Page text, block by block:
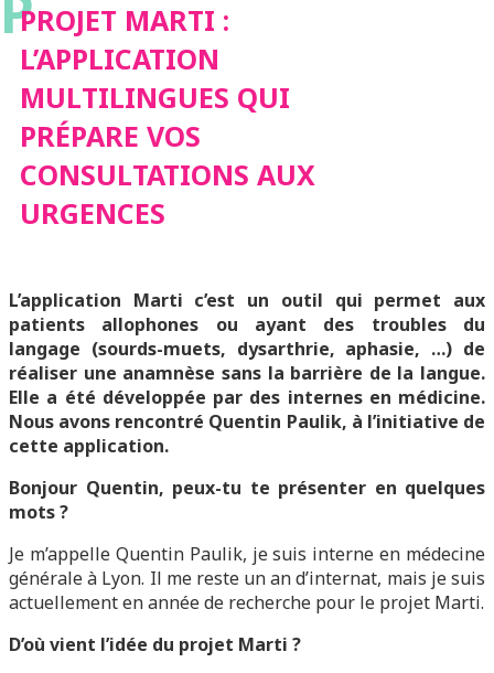
PRÉPARE VOS
CONSULTATIONS
AUX URGENCES
PROJET MARTI :
L’APPLICATION
MULTILINGUES QUI
PRÉPARE VOS
CONSULTATIONS AUX
URGENCES
L’application Marti c’est un outil qui permet aux
patients allophones ou ayant des troubles du
langage (sourds-muets, dysarthrie, aphasie, …) de
réaliser une anamnèse sans la barrière de la langue.
Elle a été développée par des internes en médicine.
Nous avons rencontré Quentin Paulik, à l’initiative de
cette application.
Bonjour Quentin, peux-tu te présenter en quelques
mots ?
Je m’appelle Quentin Paulik, je suis interne en médecine
générale à Lyon. Il me reste un an d’internat, mais je suis
actuellement en année de recherche pour le projet Marti.
D’où vient l’idée du projet Marti ?